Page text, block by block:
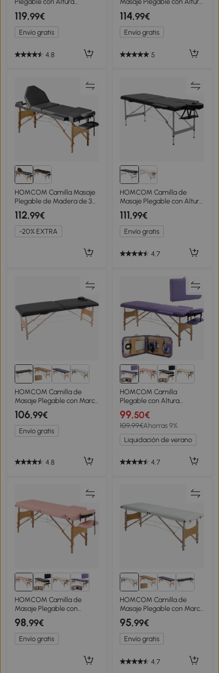
Ajustable 67-92 cm para
Uso Profesional de Belleza
Acupuntura y Fisioterapia
210x81 cm Negro
119,99€
Envío gratis
4.8
Ajustable en 7 Posiciones
Reposacabezas y
Apoyabrazos 185x70x58-
82 cm Beige
114,99€
Envío gratis
5
HOMCOM Camilla Masaje
Plegable de Madera de 3
Zonas con Altura Respaldo
Reposacabezas Ajustables
Brazos 215x60x62-89 cm
Gris
112,99€
-20% EXTRA
HOMCOM Camilla de
Masaje Plegable con Altura
Ajustable en 7 Posiciones
Reposacabezas y
Apoyabrazos 185x70x58-
82 cm Negro
111,99€
Envío gratis
4.7
HOMCOM Camilla de
Masaje Plegable con Marco
de Madera con Altura
Regulable y Bolsa de
Transporte 186x60x61-87
cm Negro
106,99€
Envío gratis
4.8
HOMCOM Camilla
Plegable con Altura
Ajustable 67-92cm para
Uso Profesional de Belleza
Acupuntura y Fisioterapia
210x81cm Púrpura
99,50€
109,99€Ahorras 9%
Liquidación de verano
4.7
HOMCOM Camilla de
Masaje Plegable con
Reposacabezas Extraíble
Asa Marco de Madera y
Altura Regulable
210x81x67-92 cm Rosa
98,99€
Envío gratis
HOMCOM Camilla de
Masaje Plegable con Marco
de Madera con Altura
Regulable y Bolsa de
Transporte 186x60x61-87
cm Crema
95,99€
Envío gratis
4.7